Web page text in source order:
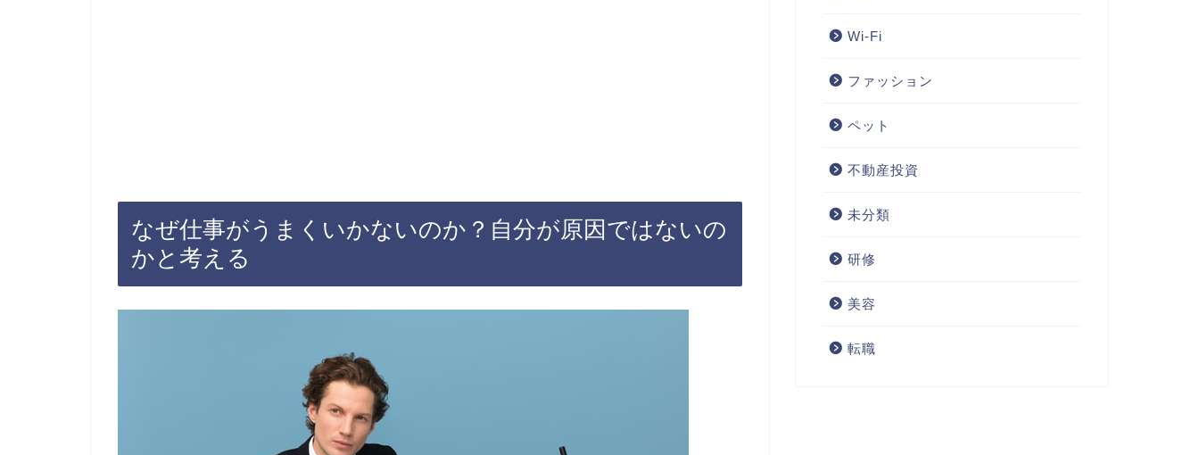
なぜ仕事がうまくいかないのか？自分が原因ではないの
かと考える
Wi-Fi
ファッション
ペット
不動産投資
未分類
研修
美容
転職